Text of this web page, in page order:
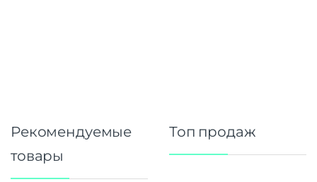
Рекомендуемые
товары
Топ продаж